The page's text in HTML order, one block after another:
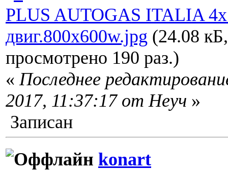
PLUS AUTOGAS ITALIA
двиг.800x600w.jpg (24.08
просмотрено 190 раз.)
« Последнее
2017, 11:37:17 от Неуч »
Записан
konart